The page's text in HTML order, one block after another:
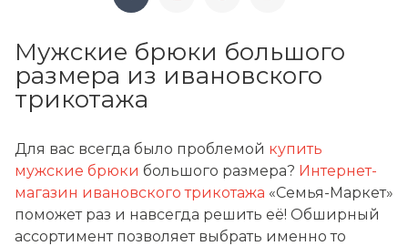
Мужские брюки большого
размера из ивановского
трикотажа
Для вас всегда было проблемой купить
мужские брюки большого размера? Интернет-
магазин ивановского трикотажа «Семья-Маркет»
поможет раз и навсегда решить её! Обширный
ассортимент позволяет выбрать именно то